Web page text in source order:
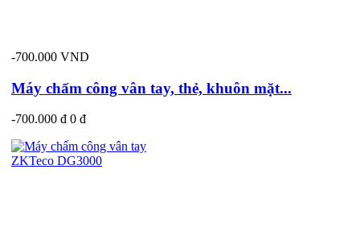
-700.000 VND
Máy chấm công vân tay, thẻ, khuôn mặt...
-700.000 đ 0 đ